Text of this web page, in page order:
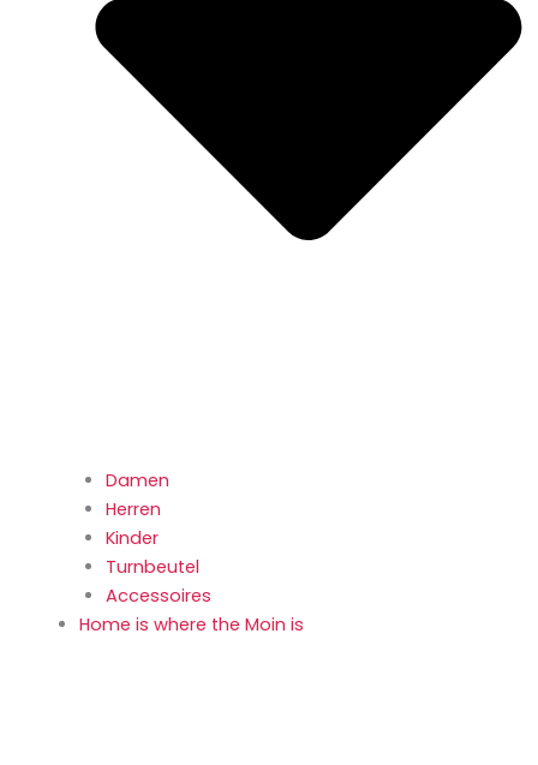
Damen
Herren
Kinder
Turnbeutel
Accessoires
Home is where the Moin is